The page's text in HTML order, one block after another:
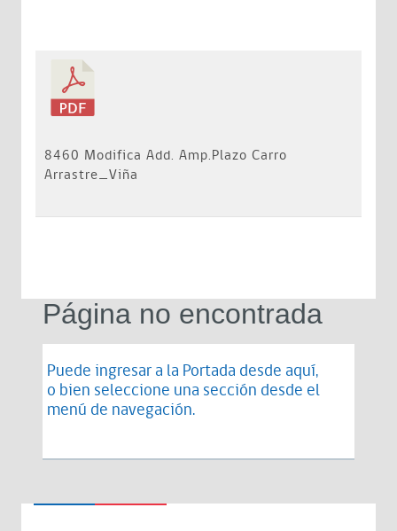
8460 Modifica Add. Amp.Plazo Carro
Arrastre_Viña
Página no encontrada
Puede ingresar a la Portada desde aquí,
o bien seleccione una sección desde el
menú de navegación.